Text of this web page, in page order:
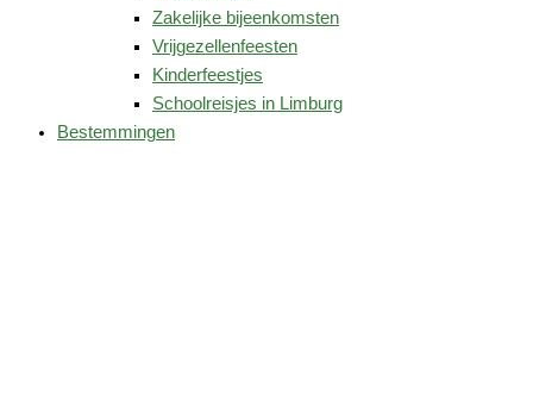
Zakelijke bijeenkomsten
Vrijgezellenfeesten
Kinderfeestjes
Schoolreisjes in Limburg
Bestemmingen